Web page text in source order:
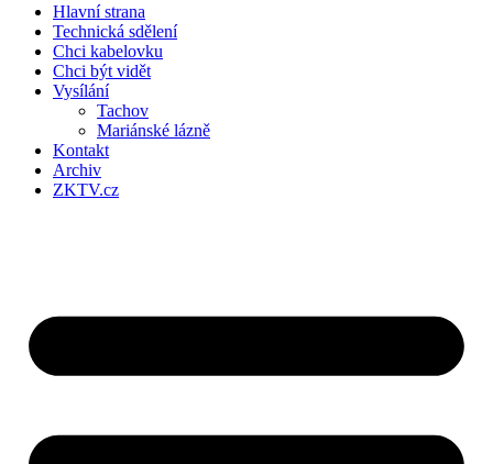
Hlavní strana
Technická sdělení
Chci kabelovku
Chci být vidět
Vysílání
Tachov
Mariánské lázně
Kontakt
Archiv
ZKTV.cz